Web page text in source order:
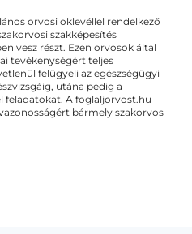
orvosi oklevéllel rendelkező
szakképesítés
vesz részt. Ezen orvosok által
tevékenységért teljes
felügyeli az egészségügyi
utána pedig a
feladatokat. A foglaljorvost.hu
bármely szakorvos